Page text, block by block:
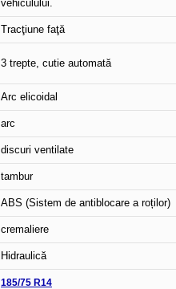
vehiculului.
Tracţiune faţă
3 trepte, cutie automată
Arc elicoidal
arc
discuri ventilate
tambur
ABS (Sistem de antiblocare a roților)
cremaliere
Hidraulică
185/75 R14